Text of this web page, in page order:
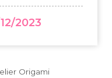
2023
Origami